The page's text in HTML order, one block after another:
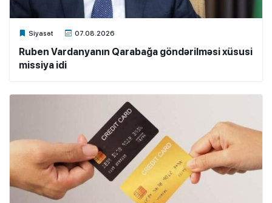
Siyasət 07.08.2026
Xalq.Online
Ruben Vardanyanın Qarabağa göndərilməsi xüsusi
missiya idi